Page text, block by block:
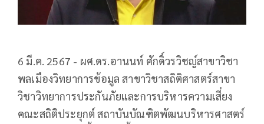
6 มี.ค. 2567 - ผศ.ดร.อานนท์ ศักดิ์วรวิชญ์สาขาวิชา
พลเมืองวิทยาการข้อมูล สาขาวิชาสถิติศาสตร์สาขา
วิชาวิทยาการประกันภัยและการบริหารความเสี่ยง
คณะสถิติประยุกต์ สถาบันบัณฑิตพัฒนบริหารศาสตร์